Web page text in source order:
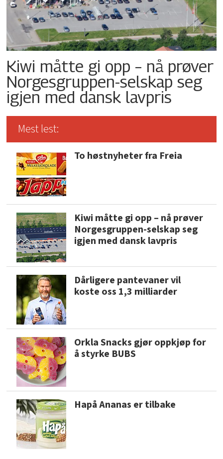
Kiwi måtte gi opp – nå prøver
Norgesgruppen-selskap seg
igjen med dansk lavpris
Mest lest:
To høstnyheter fra Freia
Kiwi måtte gi opp – nå prøver
Norgesgruppen-selskap seg
igjen med dansk lavpris
Dårligere pantevaner vil
koste oss 1,3 milliarder
Orkla Snacks gjør oppkjøp for
å styrke BUBS
Hapå Ananas er tilbake